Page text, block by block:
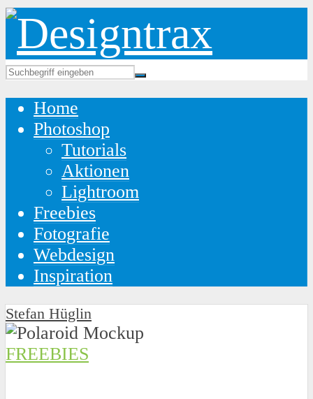
Home
Photoshop
Tutorials
Aktionen
Lightroom
Freebies
Fotografie
Webdesign
Inspiration
Stefan Hüglin
FREEBIES